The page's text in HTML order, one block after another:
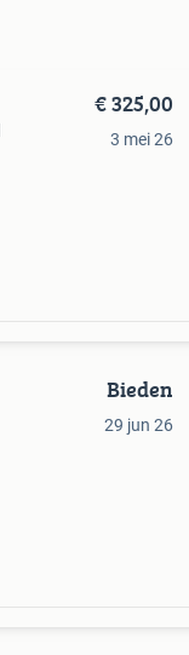
€ 325,00
3 mei 26
Bieden
29 jun 26